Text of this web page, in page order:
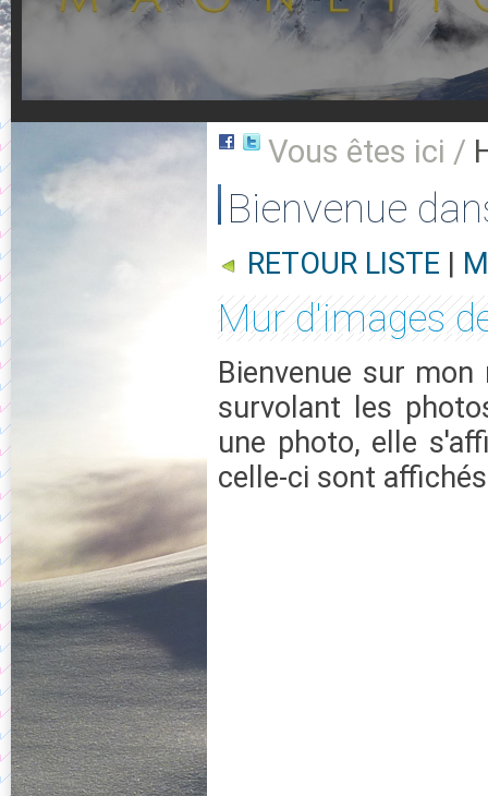
Vous êtes ici /
Bienvenue
RETOUR LISTE |
Mur d'images
Bienvenue sur
survolant les
une photo, elle
celle-ci sont